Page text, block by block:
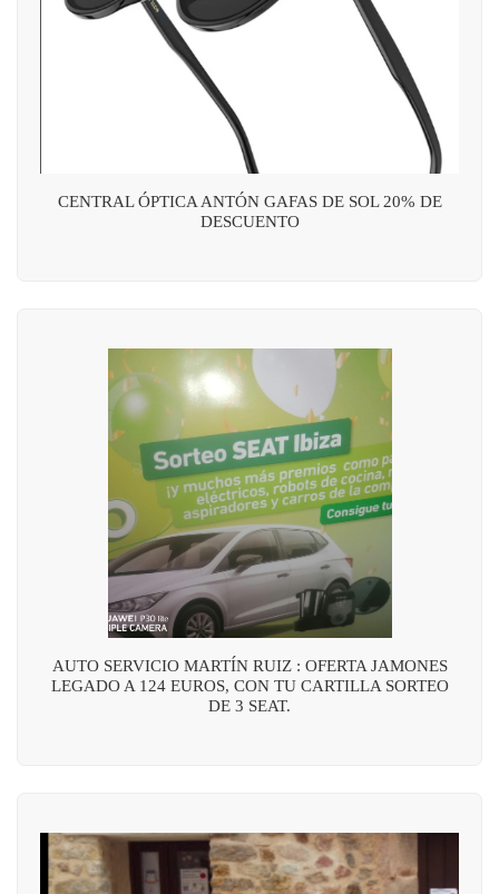
CENTRAL ÓPTICA ANTÓN GAFAS DE SOL 20% DE
DESCUENTO
AUTO SERVICIO MARTÍN RUIZ : OFERTA JAMONES
LEGADO A 124 EUROS, CON TU CARTILLA SORTEO
DE 3 SEAT.